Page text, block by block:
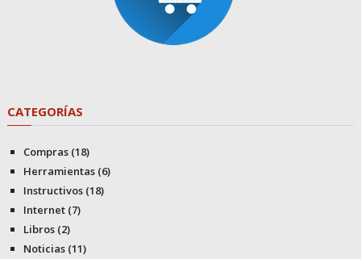
CATEGORÍAS
Compras(18)
Herramientas(6)
Instructivos(18)
Internet(7)
Libros(2)
Noticias(11)